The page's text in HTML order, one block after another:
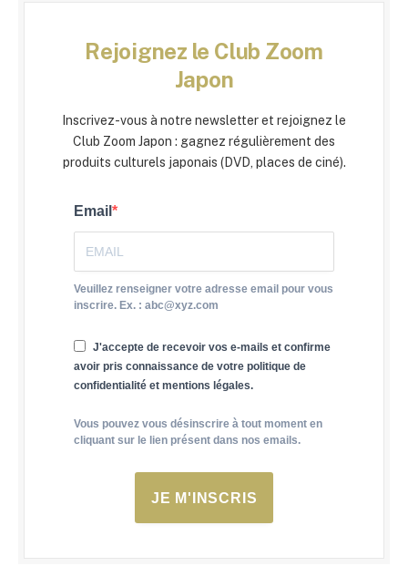
Rejoignez le Club Zoom
Japon
Inscrivez-vous à notre newsletter et rejoignez le
Club Zoom Japon : gagnez régulièrement des
produits culturels japonais (DVD, places de ciné).
Email
Veuillez renseigner votre adresse email pour vous
inscrire. Ex. : abc@xyz.com
J'accepte de recevoir vos e-mails et confirme
avoir pris connaissance de votre politique de
confidentialité et mentions légales.
Vous pouvez vous désinscrire à tout moment en
cliquant sur le lien présent dans nos emails.
JE M'INSCRIS